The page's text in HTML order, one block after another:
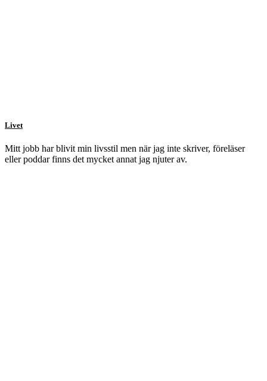
Livet
Mitt jobb har blivit min livsstil men när jag inte skriver, föreläser
eller poddar finns det mycket annat jag njuter av.